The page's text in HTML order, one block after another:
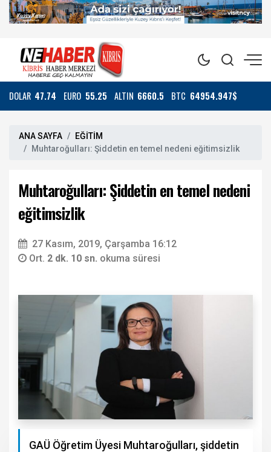
DOLAR 47.74 EURO 55.25 ALTIN 6660.5 BTC 64954.947$
ANA SAYFA
EĞİTİM
Muhtaroğulları: Şiddetin en temel nedeni eğitimsizlik
Muhtaroğulları: Şiddetin en temel nedeni
eğitimsizlik
27 Kasım, 2019, Çarşamba 16:12
Ort. 2 dk. 10 sn. okuma süresi
GAÜ Öğretim Üyesi Muhtaroğulları, şiddetin